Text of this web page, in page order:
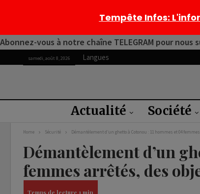
Abonnez-vous à notre chaîne TELEGRAM pour nous
samedi, août 8, 2026 Langues
Actualité Société
Home Sécurité Démantèlement d’un ghetto à Cotonou : 11 hommes et 04
Démantèlement d’un
femmes arrêtés, des
Tempête Infos: